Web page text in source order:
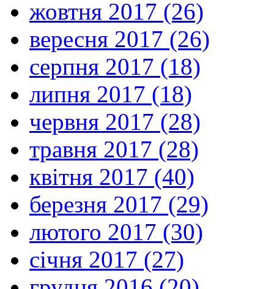
жовтня 2017 (26)
вересня 2017 (26)
серпня 2017 (18)
липня 2017 (18)
червня 2017 (28)
травня 2017 (28)
квітня 2017 (40)
березня 2017 (29)
лютого 2017 (30)
січня 2017 (27)